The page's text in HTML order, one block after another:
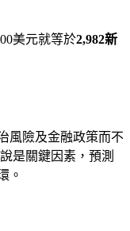
美元就等於2,982新
風險及金融政策而不
是關鍵因素，預測
。